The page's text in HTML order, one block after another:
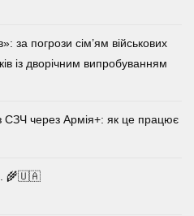
за погрози сім’ям військових
із дворічним випробуванням
СЗЧ через Армія+: як це працює
🌾🇺🇦